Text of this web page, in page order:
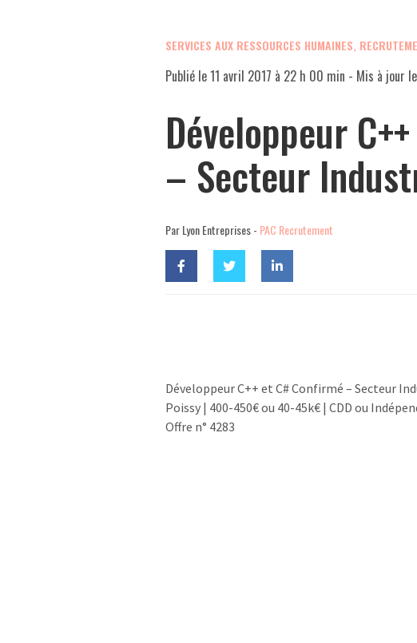
SERVICES AUX RESSOURCES HUMAINES,
Publié le11 avril 2017 à 22 h 00 min - Mis à jour le
Développeur
– Secteur
Par Lyon Entreprises - PAC Recrutement
Développeur C++ et C# Confirmé – Secteur
Poissy | 400-450€ ou 40-45k€ | CDD ou
Offre n° 4283